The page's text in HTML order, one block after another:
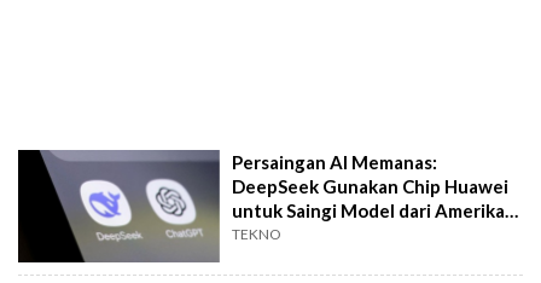
Persaingan AI Memanas:
DeepSeek Gunakan Chip Huawei
untuk Saingi Model dari Amerika
Serikat
TEKNO